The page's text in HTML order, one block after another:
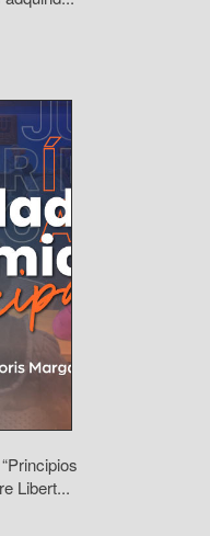
Libert...